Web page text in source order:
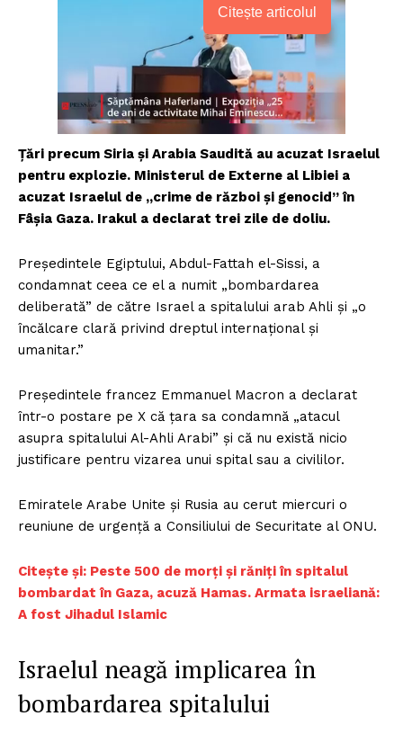
Citește articolul
Țări precum Siria și Arabia Saudită au acuzat Israelul
pentru explozie. Ministerul de Externe al Libiei a
acuzat Israelul de „crime de război și genocid” în
Fâșia Gaza. Irakul a declarat trei zile de doliu.
Președintele Egiptului, Abdul-Fattah el-Sissi, a
condamnat ceea ce el a numit „bombardarea
deliberată” de către Israel a spitalului arab Ahli și „o
încălcare clară privind dreptul internațional și
umanitar.”
Președintele francez Emmanuel Macron a declarat
într-o postare pe X că țara sa condamnă „atacul
asupra spitalului Al-Ahli Arabi” și că nu există nicio
justificare pentru vizarea unui spital sau a civililor.
Emiratele Arabe Unite și Rusia au cerut miercuri o
reuniune de urgență a Consiliului de Securitate al ONU.
Citește și: Peste 500 de morți și răniți în spitalul
bombardat în Gaza, acuză Hamas. Armata israeliană:
A fost Jihadul Islamic
Israelul neagă implicarea în
bombardarea spitalului